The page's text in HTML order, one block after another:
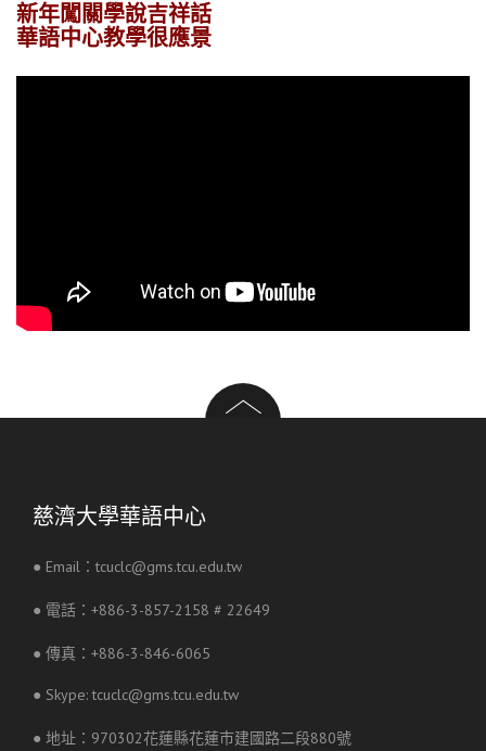
新年闖關學說吉祥話
華語中心教學很應景
慈濟大學華語中心
● Email：tcuclc@gms.tcu.edu.tw
● 電話：+886-3-857-2158 # 22649
● 傳真：+886-3-846-6065
● Skype: tcuclc@gms.tcu.edu.tw
● 地址：970302花蓮縣花蓮市建國路二段880號